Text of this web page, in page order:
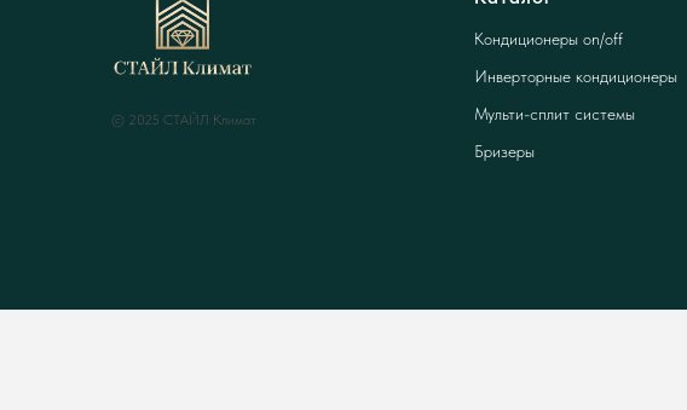
© 2025 СТАЙЛ Климат
Кондиционеры on/off
Инверторные кондиционеры
Мульти-сплит системы
Бризеры